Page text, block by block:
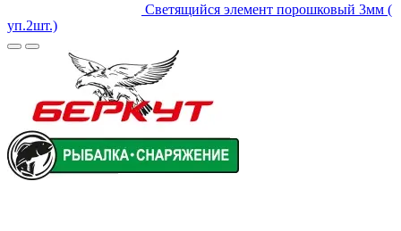
Светящийся элемент порошковый 3мм (
уп.2шт.)